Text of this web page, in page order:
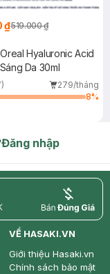
₫519.000 ₫
Hyaluronic Acid
Da 30ml
279/tháng
8%
Đăng nhập
price
VỀ HASAKI.VN
Giới thiệu Hasaki.vn
Chính sách bảo mật